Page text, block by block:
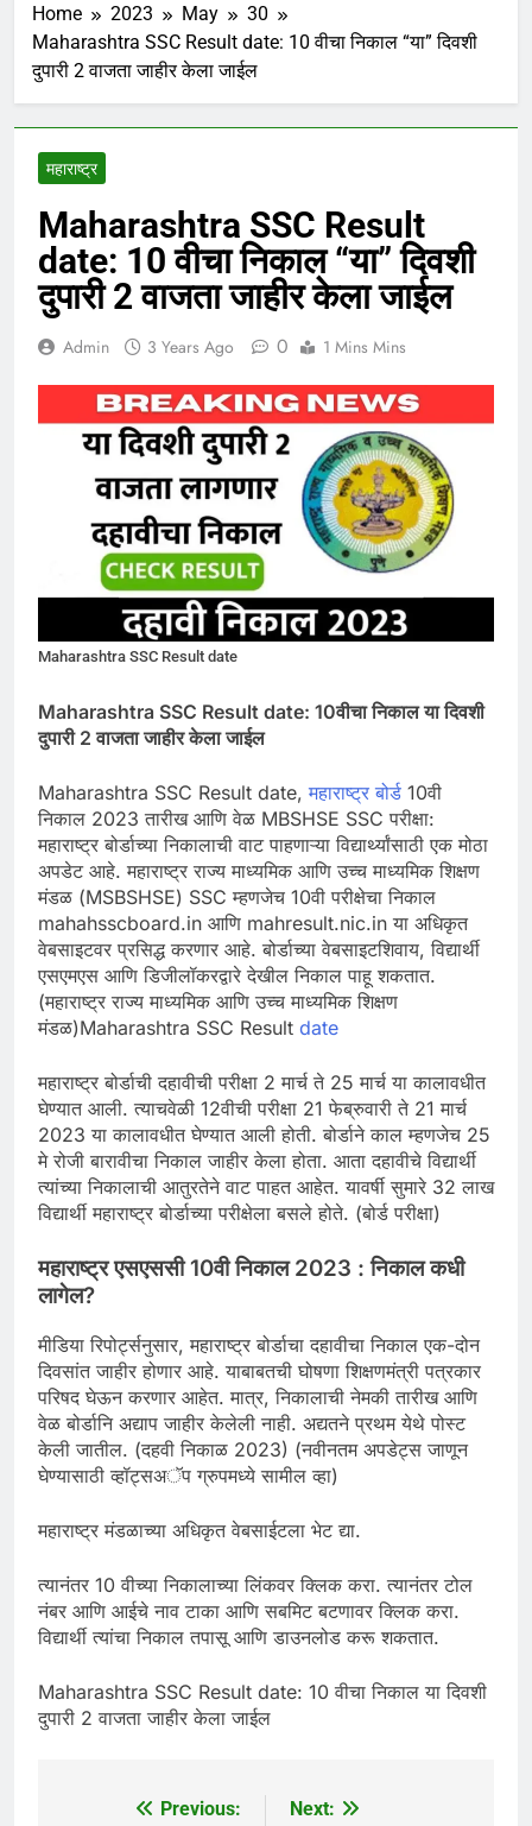
Home 2023 May
30
Maharashtra SSC Result date: 10 वीचा निकाल “या” दिवशी
दुपारी 2 वाजता जाहीर केला जाईल
महाराष्ट्र
Maharashtra SSC Result
date: 10 वीचा निकाल “या” दिवशी
दुपारी 2 वाजता जाहीर केला जाईल
Admin 3 Years Ago 0 1 Mins Mins
Maharashtra SSC Result date
Maharashtra SSC Result date: 10वीचा निकाल या दिवशी
दुपारी 2 वाजता जाहीर केला जाईल
Maharashtra SSC Result date, महाराष्ट्र बोर् ड 10वी
निकाल 2023 तारीख आणि वेळ MBSHSE SSC परीक्षा:
महाराष्ट्र बोर्डाच्या निकालाची वाट पाहणाऱ्या विद्यार्थ्यांसाठी एक मोठा
अपडेट आहे. महाराष्ट्र राज्य माध्यमिक आणि उच्च माध्यमिक शिक्षण
मंडळ (MSBSHSE) SSC म्हणजेच 10वी परीक्षेचा निकाल
mahahsscboard.in आणि mahresult.nic.in या अधिकृत
वेबसाइटवर प्रसिद्ध करणार आहे. बोर्डाच्या वेबसाइटशिवाय, विद्यार्थी
एसएमएस आणि डिजीलॉकरद्वारे देखील निकाल पाहू शकतात.
(महाराष्ट्र राज्य माध्यमिक आणि उच्च माध्यमिक शिक्षण
मंडळ)Maharashtra SSC Result date
महाराष्ट्र बोर्डाची दहावीची परीक्षा 2 मार्च ते 25 मार्च या कालावधीत
घेण्यात आली. त्याचवेळी 12वीची परीक्षा 21 फेब्रुवारी ते 21 मार्च
2023 या कालावधीत घेण्यात आली होती. बोर्डाने काल म्हणजेच 25
मे रोजी बारावीचा निकाल जाहीर केला होता. आता दहावीचे विद्यार्थी
त्यांच्या निकालाची आतुरतेने वाट पाहत आहेत. यावर्षी सुमारे 32 लाख
विद्यार्थी महाराष्ट्र बोर्डाच्या परीक्षेला बसले होते. (बोर्ड परीक्षा)
महाराष्ट्र एसएससी 10वी निकाल 2023 : निकाल कधी
लागेल?
मीडिया रिपोर्ट्सनुसार, महाराष्ट्र बोर्डाचा दहावीचा निकाल एक-दोन
दिवसांत जाहीर होणार आहे. याबाबतची घोषणा शिक्षणमंत्री पत्रकार
परिषद घेऊन करणार आहेत. मात्र, निकालाची नेमकी तारीख आणि
वेळ बोर्डानि अद्याप जाहीर केलेली नाही. अद्यतने प्रथम येथे पोस्ट
केली जातील. (दहवी निकाळ 2023) (नवीनतम अपडेट्स जाणून
घेण्यासाठी व्हॉट्सअॅप ग्रुपमध्ये सामील व्हा)
महाराष्ट्र मंडळाच्या अधिकृत वेबसाईटला भेट द्या.
त्यानंतर 10 वीच्या निकालाच्या लिंकवर क्लिक करा. त्यानंतर टोल
नंबर आणि आईचे नाव टाका आणि सबमिट बटणावर क्लिक करा.
विद्यार्थी त्यांचा निकाल तपासू आणि डाउनलोड करू शकतात.
Maharashtra SSC Result date: 10 वीचा निकाल या दिवशी
दुपारी 2 वाजता जाहीर केला जाईल
Previous:
Next: